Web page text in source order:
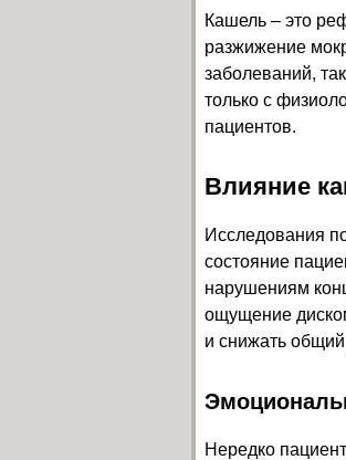
Кашель – это
разжижение
заболеваний,
только с
пациентов.
Влияние
Исследования
состояние
нарушениям
ощущение
и снижать
Нередко